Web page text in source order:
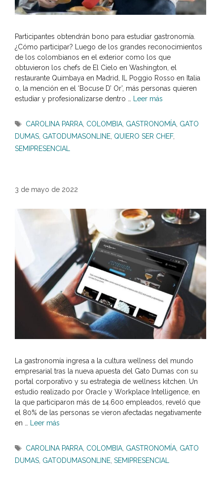
Participantes obtendrán bono para estudiar gastronomía.
¿Cómo participar? Luego de los grandes reconocimientos
de los colombianos en el exterior como los que
obtuvieron los chefs de El Cielo en Washington, el
restaurante Quimbaya en Madrid, IL Poggio Rosso en Italia
o, la mención en el ‘Bocuse D’ Or’, más personas quieren
estudiar y profesionalizarse dentro …
Leer más
Etiquetas
CAROLINA PARRA COLOMBIA GASTRONOMÍA GATO
DUMAS GATODUMASONLINE QUIERO SER CHEF,
SEMIPRESENCIAL
3 de mayo de 2022
La gastronomía ingresa a la cultura wellness del mundo
empresarial tras la nueva apuesta del Gato Dumas con su
portal corporativo y su estrategia de wellness kitchen. Un
estudio realizado por Oracle y Workplace Intelligence, en
la que participaron más de 14.600 empleados, reveló que
el 80% de las personas se vieron afectadas negativamente
en … Leer más
Etiquetas
CAROLINA PARRA, COLOMBIA, GASTRONOMÍA, GATO
DUMAS, GATODUMASONLINE, SEMIPRESENCIAL